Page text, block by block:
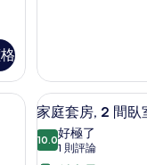
片
臥
室
的
詳
情
吋 LCD 液晶電視、有線頻
顯
示
家
11
家庭套房, 2 間臥
10.010.0 分，滿分 10 分
好極了
1 則評論
(1